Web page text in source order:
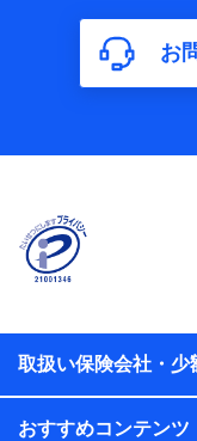
年数などの情報、
れます。
【共同して利用す
株式会社NTTドコモ
当社又は株式会社
おけるユーザ登録受
当社又は株式会社
れらに付帯、関連
会社のサービスを案
析して、お客さまの
お
取扱い保険会社・少
おすすめコンテンツ